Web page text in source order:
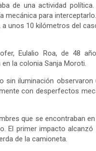
de una actividad
mecánica para interceptarlo.
unos 10 kilómetros del
Eulalio Roa, de 48
la colonia Sanja Moroti.
sin iluminación
con desperfectos
que se encontraban
El primer impacto alcanzó
de la camioneta.